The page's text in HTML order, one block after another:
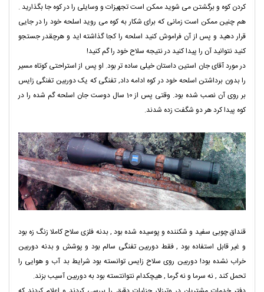
کردن کوه و برگشتن می شوید ممکن است تجهیزات و وسایلی را در کوه جا بگذارید .
هم چنین ممکن است زمانی که برای شکار به کوه می روید اسلحه خود را در جایی
قرار دهید و پس از آن فراموش کنید اسلحه را کجا گذاشته اید و هرچقدر جستجو
کنید نتوانید آن را پیدا کنید در نتیجه سلاح خود را گم کنید!
در مورد آقای جان استین داستان خیلی ساده تر بود. او پس از استراحتی کوتاه مسیر
را بدون برداشتن اسلحه خود در کوه ادامه داد, تفنگی که یک دوربین تفنگی زایس
بر روی آن نصب شده بود. وقتی پس از 10 سال دوست جان اسلحه گم شده را در
کوه پیدا کرد هر دو شگفت زده شدند.
قنداق چوبی سفید و شکننده و پوسیده شده بود , بدنه فلزی سلاح کاملا زنگ زه بود
و غیر قابل استفاده بود , فقط دوربین تفنگی سالم بود و پوشش و بدنه دوربین
خراب نشده بود! دوربین روی سلاح زایس توانسته بود شرایط بد آب و هوایی را
تحمل کند , نه سرما و نه گرما , هیچکدام نتوانتسته بود به دوربین آسیب بزند.